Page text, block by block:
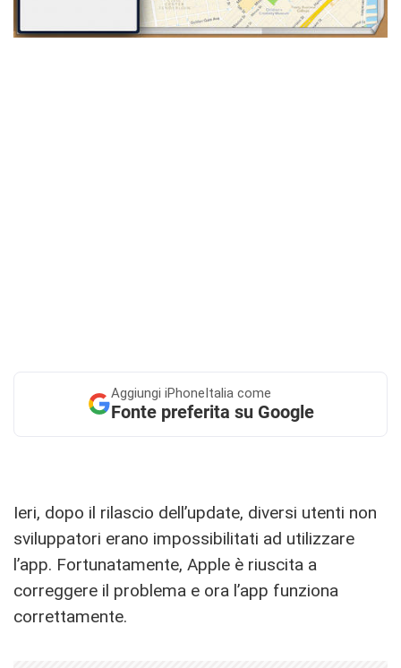
Aggiungi iPhoneItalia come
Fonte preferita su Google
Ieri, dopo il rilascio dell’update, diversi utenti non
sviluppatori erano impossibilitati ad utilizzare
l’app. Fortunatamente, Apple è riuscita a
correggere il problema e ora l’app funziona
correttamente.